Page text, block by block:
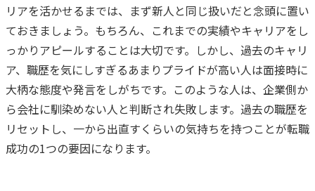
リアを活かせるまでは、まず新人と同じ扱いだと念頭に置い
ておきましょう。 もちろん、これまでの実績やキャリアをし
っかりアピールすることは大切です。しかし、過去のキャリ
ア、職歴を気にしすぎるあまりプライドが高い人は面接時に
大柄な態度や発言をしがちです。このような人は、企業側か
ら会社に馴染めない人と判断され失敗します。 過去の職歴を
リセットし、一から出直すくらいの気持ちを持つことが転職
成功の1つの要因になります。